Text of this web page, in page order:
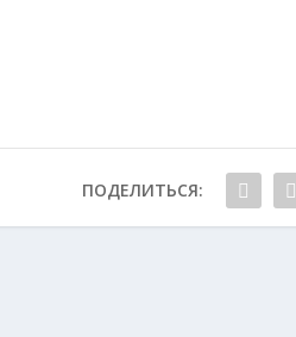
ПОДЕЛИТЬСЯ: